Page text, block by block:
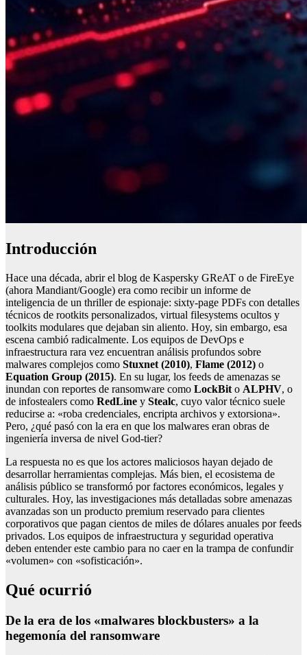
Introducción
Hace una década, abrir el blog de Kaspersky GReAT o de FireEye
(ahora Mandiant/Google) era como recibir un informe de
inteligencia de un thriller de espionaje: sixty-page PDFs con detalles
técnicos de rootkits personalizados, virtual filesystems ocultos y
toolkits modulares que dejaban sin aliento. Hoy, sin embargo, esa
escena cambió radicalmente. Los equipos de DevOps e
infraestructura rara vez encuentran análisis profundos sobre
malwares complejos como Stuxnet (2010), Flame (2012) o
Equation Group (2015). En su lugar, los feeds de amenazas se
inundan con reportes de ransomware como LockBit o ALPHV, o
de infostealers como RedLine y Stealc, cuyo valor técnico suele
reducirse a: «roba credenciales, encripta archivos y extorsiona».
Pero, ¿qué pasó con la era en que los malwares eran obras de
ingeniería inversa de nivel God-tier?
La respuesta no es que los actores maliciosos hayan dejado de
desarrollar herramientas complejas. Más bien, el ecosistema de
análisis público se transformó por factores económicos, legales y
culturales. Hoy, las investigaciones más detalladas sobre amenazas
avanzadas son un producto premium reservado para clientes
corporativos que pagan cientos de miles de dólares anuales por feeds
privados. Los equipos de infraestructura y seguridad operativa
deben entender este cambio para no caer en la trampa de confundir
«volumen» con «sofisticación».
Qué ocurrió
De la era de los «malwares blockbusters» a la
hegemonía del ransomware